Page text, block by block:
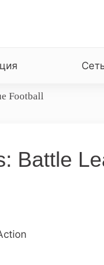
Football
Battle